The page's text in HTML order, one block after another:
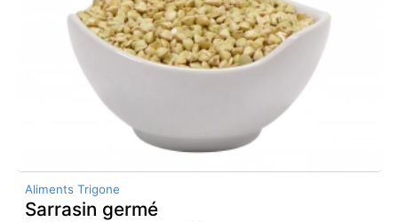
Aliments Trigone
Sarrasin germé